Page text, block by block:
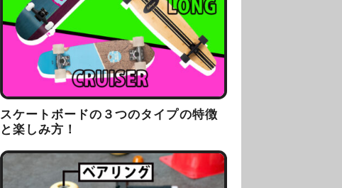
スケートボードの３つのタイプの特徴
と楽しみ方！